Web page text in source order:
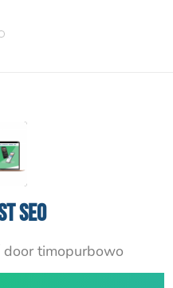
SEO
doortimopurbowo